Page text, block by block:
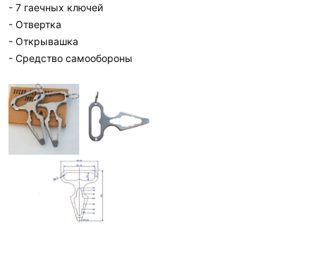
- 7 гаечных ключей
- Отвертка
- Открывашка
- Средство самообороны